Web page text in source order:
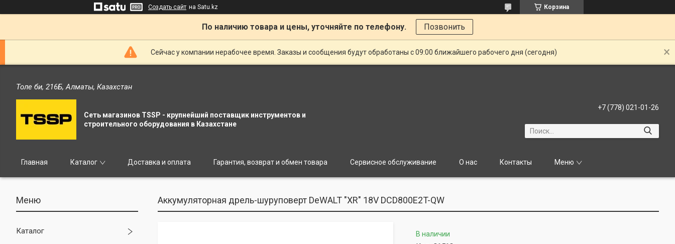
Создать сайт на Satu.kz Корзина
По наличию товара и цены, уточняйте по телефону. Позвонить
Сейчас у компании нерабочее время. Заказы и сообщения будут обработаны с 09:00 ближайшего рабочего дня (сегодня)
Толе би, 216Б, Алматы, Казахстан
Сеть магазинов TSSP - крупнейший поставщик инструментов и
строительного оборудования в Казахстане
+7 (778) 021-01-26
Главная Каталог Доставка и оплата Гарантия, возврат и обмен товара Сервисное обслуживание О нас Контакты Меню
Каталог
Аккумуляторная дрель-шуруповерт DeWALT "XR" 18V DCD800E2T-QW
В наличии